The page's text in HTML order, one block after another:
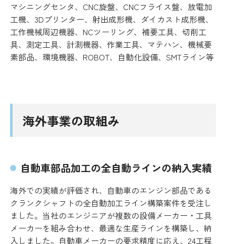
マシニングセンタ、CNC旋盤、CNCフライス盤、放電加
工機、3Dプリンター、射出成形機、ダイカスト成形機、
工作機械周辺機器、NCツーリング、補要工具、切削工
具、測定工具、計測機器、作業工具、マテハン、機械要
素部品、環境機器、ROBOT、自動化設備、SMTライン等
海外事業の取組み
自動車部品加工の全自動ラインの納入実績
海外での実績が評価され、自動車のエンジン部品である
クランクシャフトの全自動加工ライン構築案件を受注し
ました。当社のエンジニアが複数の設備メーカー・工具
メーカーを組み合わせ、最適な生産ラインを構築し、納
入しました。自動車メーカーの要求精度に応え、24工程